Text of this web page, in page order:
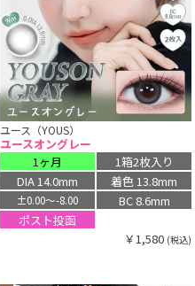
ユース（YOUS）
ユースオングレー
1ヶ月
1箱2枚入り
DIA 14.0mm
着色 13.8mm
±0.00〜-8.00
BC 8.6mm
ポスト投函
￥1,580 (税込)